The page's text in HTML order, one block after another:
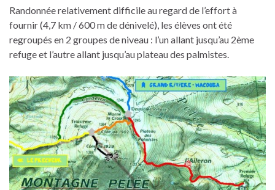
Randonnée relativement difficile au regard de l’effort à
fournir (4,7 km / 600 m de dénivelé), les élèves ont été
regroupés en 2 groupes de niveau : l’un allant jusqu’au 2ème
refuge et l’autre allant jusqu’au plateau des palmistes.